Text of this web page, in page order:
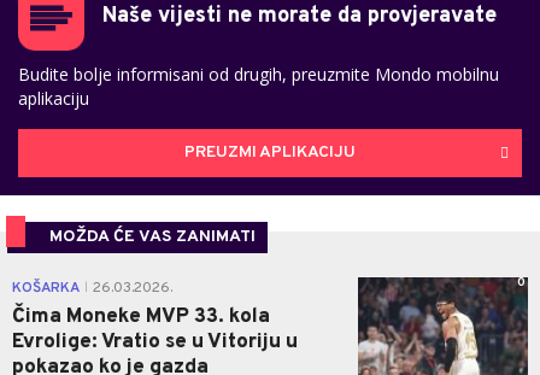
Naše vijesti ne morate da provjeravate
Budite bolje informisani od drugih, preuzmite Mondo mobilnu
aplikaciju
PREUZMI APLIKACIJU
MOŽDA ĆE VAS ZANIMATI
KOŠARKA 26.03.2026.
Čima Moneke MVP 33. kola
Evrolige: Vratio se u Vitoriju u
pokazao ko je gazda
0